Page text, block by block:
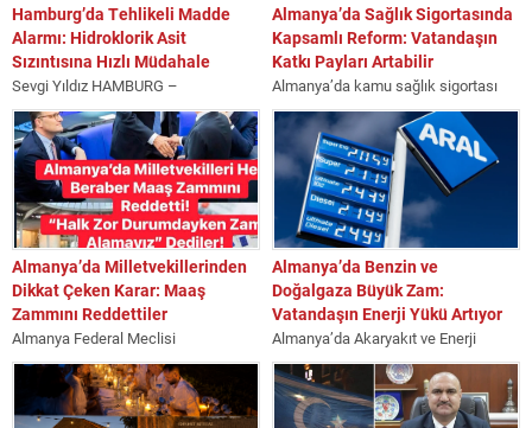
Hamburg’da Tehlikeli Madde
Alarmı: Hidroklorik Asit
Sızıntısına Hızlı Müdahale
Sevgi Yıldız HAMBURG –
Almanya’nın Hamburg kentinde
bulunan Amsinckstraße /
Nagelsweg bölgesinde, hidroklorik
asit (tuz...
Almanya’da Sağlık Sigortasında
Kapsamlı Reform: Vatandaşın
Katkı Payları Artabilir
Almanya’da kamu sağlık sigortası
sistemi (GKV) için kapsamlı bir
reform hayata geçirildi.
Düzenlemenin temel amacı,...
Almanya’da Milletvekillerinden
Dikkat Çeken Karar: Maaş
Zammını Reddettiler
Almanya Federal Meclisi
(Bundestag) milletvekilleri,
kendilerine yapılması planlanan
yaklaşık 500 avroluk maaş artışından
Almanya’da Benzin ve
Doğalgaza Büyük Zam:
Vatandaşın Enerji Yükü Artıyor
Almanya’da Akaryakıt ve Enerji
Fiyatları Yeniden Yükselişte:
Vatandaşın Bütçesine Yeni Yük
SEVGİ YILDIZ / BERLİN...